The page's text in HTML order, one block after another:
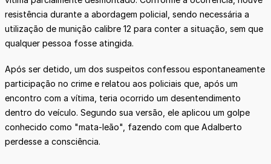
resistência durante a abordagem policial, sendo necessária a
utilização de munição calibre 12 para conter a situação, sem que
qualquer pessoa fosse atingida.
Após ser detido, um dos suspeitos confessou espontaneamente
participação no crime e relatou aos policiais que, após um
encontro com a vítima, teria ocorrido um desentendimento
dentro do veículo. Segundo sua versão, ele aplicou um golpe
conhecido como "mata-leão", fazendo com que Adalberto
perdesse a consciência.